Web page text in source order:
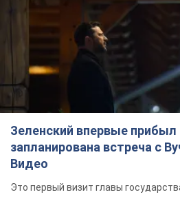
Зеленский впервые
запланирована встреча с
Видео
Это первый визит главы